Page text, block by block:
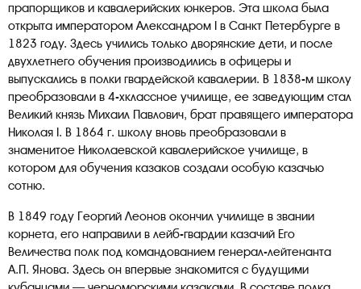
прапорщиков и кавалерийских юнкеров. Эта школа была
открыта императором Александром I в Санкт Петербурге в
1823 году. Здесь учились только дворянские дети, и после
двухлетнего обучения производились в офицеры и
выпускались в полки гвардейской кавалерии. В 1838-м школу
преобразовали в 4-хклассное училище, ее заведующим стал
Великий князь Михаил Павлович, брат правящего императора
Николая I. В 1864 г. школу вновь преобразовали в
знаменитое Николаевской кавалерийское училище, в
котором для обучения казаков создали особую казачью
сотню.
В 1849 году Георгий Леонов окончил училище в звании
корнета, его направили в лейб-гвардии казачий Его
Величества полк под командованием генерал-лейтенанта
А.П. Янова. Здесь он впервые знакомится с будущими